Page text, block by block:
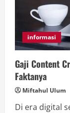
informasi
Gaji Content
Faktanya
Miftahul Ulum
Di era digital